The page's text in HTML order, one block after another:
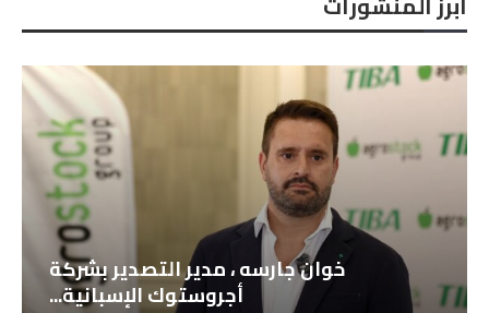
خوان جارسه ، مدير التصدير بشركة
أجروستوك الإسبانية...